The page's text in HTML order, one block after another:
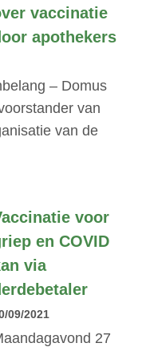
vaccinatie
apothekers
– Domus
van
van de
voor
en COVID
via
09/2021
27